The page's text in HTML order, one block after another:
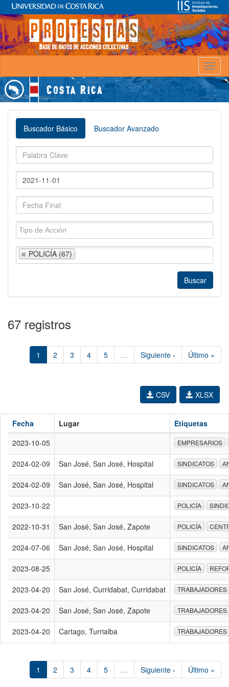
Buscador Básico Buscador Avanzado
POLICÍA (67)
67 registros
1 2 3 4 5 … Siguiente › Último »
XLSX
CSV
Fecha Lugar
Etiquetas
2023-10-05
EMPRESARIOS
2024-02-09 San José, San José, Hospital SINDICATOS
2024-02-09 San José, San José, Hospital SINDICATOS
2023-10-22 POLICÍA
2022-10-31 San José, San José, Zapote POLICÍA
2024-07-06 San José, San José, Hospital SINDICATOS
2023-08-25 POLICÍA
2023-04-20 San José, Curridabat, Curridabat TRABAJADORES
2023-04-20 San José, San José, Zapote TRABAJADORES
2023-04-20 Cartago, Turrialba TRABAJADORES
1 2 3 4 5 … Siguiente › Último »